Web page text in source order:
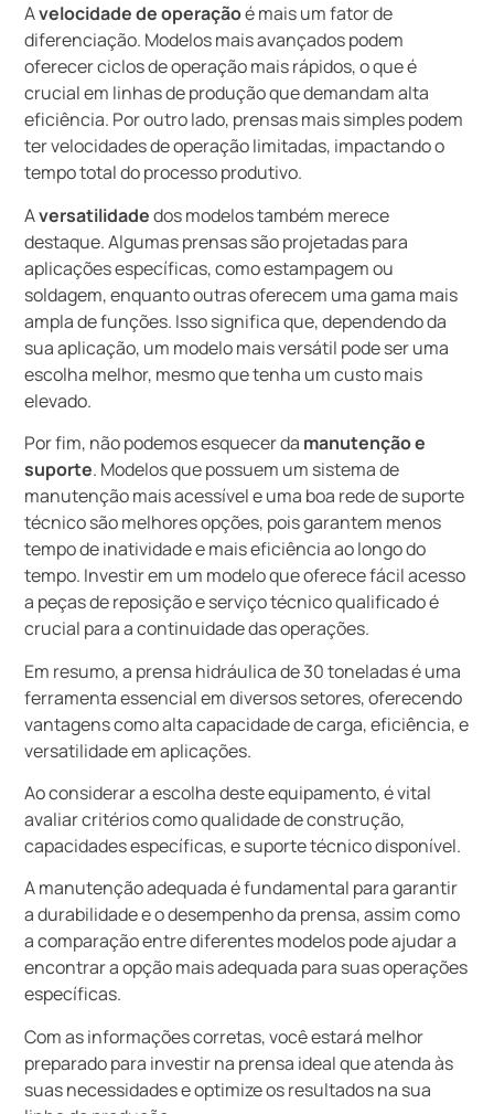
Avelocidade de operaçãoé mais um fator de
diferenciação. Modelos mais avançados podem
oferecer ciclos de operação mais rápidos, o que é
crucial em linhas de produção que demandam alta
eficiência. Por outro lado, prensas mais simples podem
ter velocidades de operação limitadas, impactando o
tempo total do processo produtivo.
Aversatilidadedos modelos também merece
destaque. Algumas prensas são projetadas para
aplicações específicas, como estampagem ou
soldagem, enquanto outras oferecem uma gama mais
ampla de funções. Isso significa que, dependendo da
sua aplicação, um modelo mais versátil pode ser uma
escolha melhor, mesmo que tenha um custo mais
elevado.
Por fim, não podemos esquecer da manutenção e
suporte. Modelos que possuem um sistema de
manutenção mais acessível e uma boa rede de suporte
técnico são melhores opções, pois garantem menos
tempo de inatividade e mais eficiência ao longo do
tempo. Investir em um modelo que oferece fácil acesso
a peças de reposição e serviço técnico qualificado é
crucial para a continuidade das operações.
Em resumo, a prensa hidráulica de 30 toneladas é uma
ferramenta essencial em diversos setores, oferecendo
vantagens como alta capacidade de carga, eficiência, e
versatilidade em aplicações.
Ao considerar a escolha deste equipamento, é vital
avaliar critérios como qualidade de construção,
capacidades específicas, e suporte técnico disponível.
A manutenção adequada é fundamental para garantir
a durabilidade e o desempenho da prensa, assim como
a comparação entre diferentes modelos pode ajudar a
encontrar a opção mais adequada para suas operações
específicas.
Com as informações corretas, você estará melhor
preparado para investir na prensa ideal que atenda às
suas necessidades e optimize os resultados na sua